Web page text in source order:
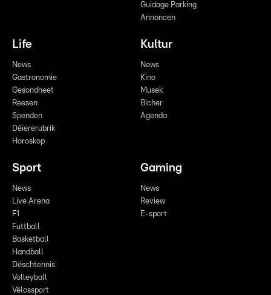
Guidage Parking
Annoncen
Life
News
Gastronomie
Gesondheet
Reesen
Spenden
Déiererubrik
Horoskop
Kultur
News
Kino
Musek
Bicher
Agenda
Sport
News
Live Arena
F1
Futtball
Basketball
Handball
Dëschtennis
Volleyball
Vëlossport
Gaming
News
Review
E-sport